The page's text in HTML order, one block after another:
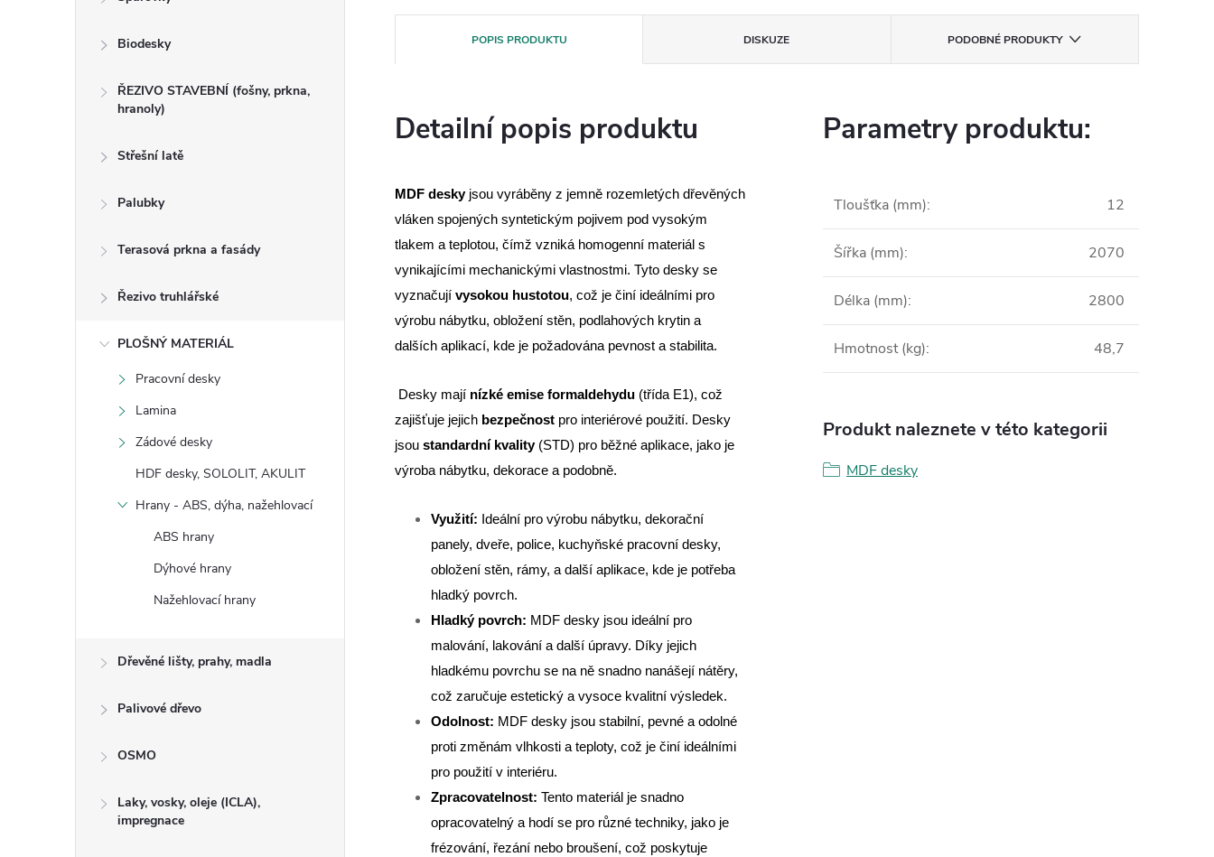
Biodesky
ŘEZIVO STAVEBNÍ (fošny, prkna,
hranoly)
Střešní latě
Palubky
Terasová prkna a fasády
Řezivo truhlářské
PLOŠNÝ MATERIÁL
Pracovní desky
Lamina
Zádové desky
HDF desky, SOLOLIT, AKULIT
Hrany - ABS, dýha, nažehlovací
ABS hrany
Dýhové hrany
Nažehlovací hrany
Dřevěné lišty, prahy, madla
Palivové dřevo
OSMO
Laky, vosky, oleje (ICLA),
impregnace
POPIS PRODUKTU DISKUZE PODOBNÉ PRODUKTY
Detailní popis produktu
MDF deskyjsou vyráběny z jemně rozemletých dřevěných
vláken spojených syntetickým pojivem pod vysokým
tlakem a teplotou, čímž vzniká homogenní materiál s
vynikajícími mechanickými vlastnostmi. Tyto desky se
vyznačují vysokou hustotou, což je činí ideálními pro
výrobu nábytku, obložení stěn, podlahových krytin a
dalších aplikací, kde je požadována pevnost a stabilita.
Desky mají nízké emise formaldehydu (třída E1), což
zajišťuje jejich bezpečnost pro interiérové použití. Desky
jsou standardní kvality(STD) pro běžné aplikace, jako je
výroba nábytku, dekorace a podobně.
Využití: Ideální pro výrobu nábytku, dekorační
panely, dveře, police, kuchyňské pracovní desky,
obložení stěn, rámy, a další aplikace, kde je potřeba
hladký povrch.
Hladký povrch: MDF desky jsou ideální pro
malování, lakování a další úpravy. Díky jejich
hladkému povrchu se na ně snadno nanášejí nátěry,
což zaručuje estetický a vysoce kvalitní výsledek.
Odolnost: MDF desky jsou stabilní, pevné a odolné
proti změnám vlhkosti a teploty, což je činí ideálními
pro použití v interiéru.
Zpracovatelnost: Tento materiál je snadno
opracovatelný a hodí se pro různé techniky, jako je
frézování, řezání nebo broušení, což poskytuje
Parametry produktu:
Tloušťka (mm): 12
Šířka (mm): 2070
Délka (mm): 2800
Hmotnost (kg): 48,7
Produkt naleznete v této kategorii
MDF desky